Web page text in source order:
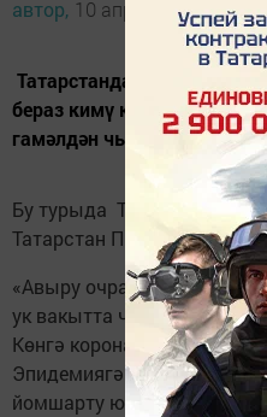
автор, 10 апрель 2021 -
Татарстанда
бераз кимү күзәтелүгә
гамәлдән чыгару турында
Бу турыда Татарстан
Татарстан Президенты
«Авыру очраклары үсеше
ук вакытта чикләүләрне
Көнгә коронавирус
Эпидемиягә каршы барлык
йомшарту юк. Зур